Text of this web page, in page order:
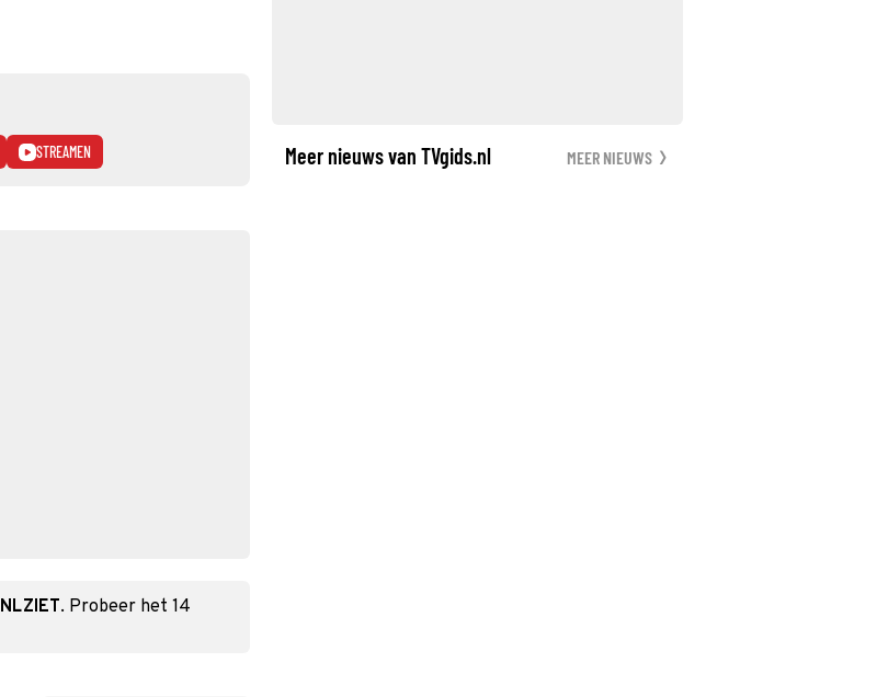
STREAMEN
NLZIET. Probeer het 14
Meer nieuws van TVgids.nl MEER NIEUWS